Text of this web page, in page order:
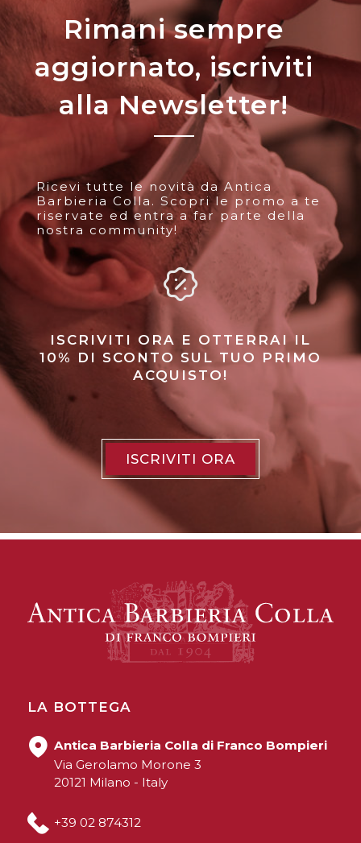
essere
scelte
nella
pagina
prodotto
Rimani sempre
aggiornato, iscriviti
alla Newsletter!
Ricevi tutte le novità da Antica
Barbieria Colla. Scopri le promo a te
riservate ed entra a far parte della
nostra community!
ISCRIVITI ORA E OTTERRAI IL
10% DI SCONTO SUL TUO PRIMO
ACQUISTO!
ISCRIVITI ORA
LA BOTTEGA
Antica Barbieria Colla di Franco Bompieri
Via Gerolamo Morone 3
20121 Milano - Italy
+39 02 874312